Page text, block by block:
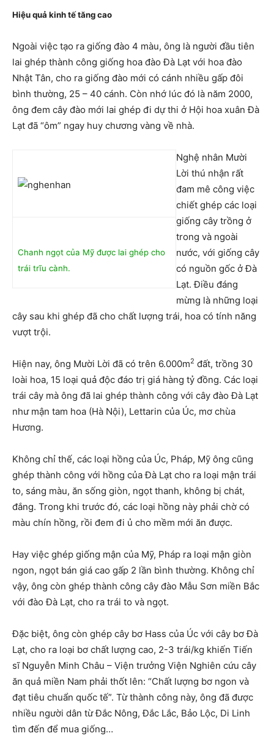
Hiệu quả kinh tế tăng cao
Ngoài việc tạo ra giống đào 4 màu, ông là người đầu tiên
lai ghép thành công giống hoa đào Đà Lạt với hoa đào
Nhật Tân, cho ra giống đào mới có cánh nhiều gấp đôi
bình thường, 25 – 40 cánh. Còn nhớ lúc đó là năm 2000,
ông đem cây đào mới lai ghép đi dự thi ở Hội hoa xuân Đà
Lạt đã “ôm” ngay huy chương vàng về nhà.
Chanh ngọt của Mỹ được lai ghép cho
trái trĩu cành.
Nghệ nhân Mười
Lời thú nhận rất
đam mê công việc
chiết ghép các loại
giống cây trồng ở
trong và ngoài
nước, với giống cây
có nguồn gốc ở Đà
Lạt. Điều đáng
mừng là những loại
cây sau khi ghép đã cho chất lượng trái, hoa có tính năng
vượt trội.
Hiện nay, ông Mười Lời đã có trên 6.000m2 đất, trồng 30
loài hoa, 15 loại quả độc đáo trị giá hàng tỷ đồng. Các loại
trái cây mà ông đã lai ghép thành công với cây đào Đà Lạt
như mận tam hoa (Hà Nội), Lettarin của Úc, mơ chùa
Hương.
Không chỉ thế, các loại hồng của Úc, Pháp, Mỹ ông cũng
ghép thành công với hồng của Đà Lạt cho ra loại mận trái
to, sáng màu, ăn sống giòn, ngọt thanh, không bị chát,
đắng. Trong khi trước đó, các loại hồng này phải chờ có
màu chín hồng, rồi đem đi ủ cho mềm mới ăn được.
Hay việc ghép giống mận của Mỹ, Pháp ra loại mận giòn
ngon, ngọt bán giá cao gấp 2 lần bình thường. Không chỉ
vậy, ông còn ghép thành công cây đào Mẫu Sơn miền Bắc
với đào Đà Lạt, cho ra trái to và ngọt.
Đặc biệt, ông còn ghép cây bơ Hass của Úc với cây bơ Đà
Lạt, cho ra loại bơ chất lượng cao, 2-3 trái/kg khiến Tiến
sĩ Nguyễn Minh Châu – Viện trưởng Viện Nghiên cứu cây
ăn quả miền Nam phải thốt lên: “Chất lượng bơ ngon và
đạt tiêu chuẩn quốc tế”. Từ thành công này, ông đã được
nhiều người dân từ Đắc Nông, Đắc Lắc, Bảo Lộc, Di Linh
tìm đến để mua giống…